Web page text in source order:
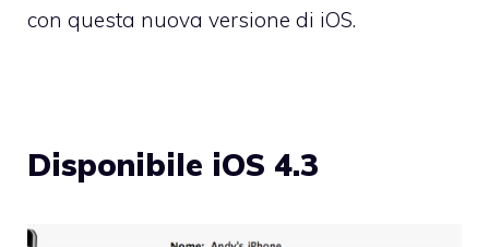
con questa nuova versione di iOS.
Disponibile iOS 4.3